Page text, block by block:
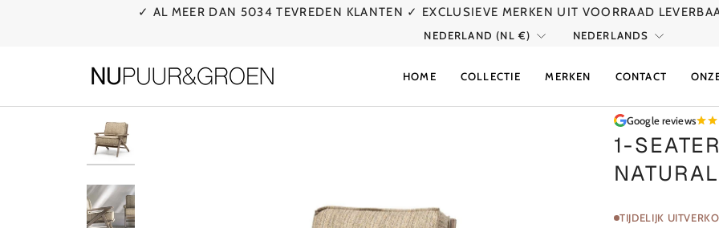
✓ AL MEER DAN 5034 TEVREDEN KLANTEN ✓ EXCLUSIEVE MERKEN UIT VOORRAAD
VALUTA
NEDERLAND (NL €) TAAL
NEDERLANDS
HOME COLLECTIE MERKEN CONTACT
Google reviews
1-
TIJDELIJK